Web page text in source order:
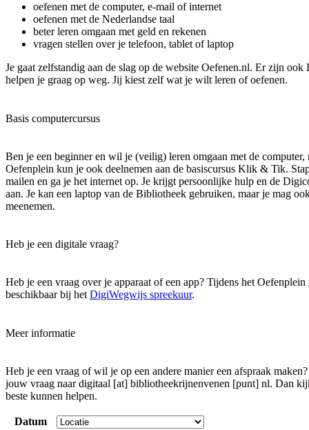
oefenen met de computer, e-mail of internet
oefenen met de Nederlandse taal
beter leren omgaan met geld en rekenen
vragen stellen over je telefoon, tablet of laptop
Je gaat zelfstandig aan de slag op de website Oefenen.nl. Er zijn
helpen je graag op weg. Jij kiest zelf wat je wilt leren of oefenen.
Basis computercursus
Ben je een beginner en wil je (veilig) leren omgaan met de
Oefenplein kun je ook deelnemen aan de basiscursus Klik & Tik.
mailen en ga je het internet op. Je krijgt persoonlijke hulp en de
aan. Je kan een laptop van de Bibliotheek gebruiken, maar je mag
meenemen.
Heb je een digitale vraag?
Heb je een vraag over je apparaat of een app? Tijdens het
beschikbaar bij het DigiWegwijs spreekuur.
Meer informatie
Heb je een vraag of wil je op een andere manier een afspraak
jouw vraag naardigitaal [at] bibliotheekrijnenvenen [punt] nl. Dan
beste kunnen helpen.
Datum